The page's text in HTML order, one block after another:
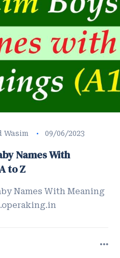
Wasim 09/06/2023
Names With
to Z
Names With Meaning